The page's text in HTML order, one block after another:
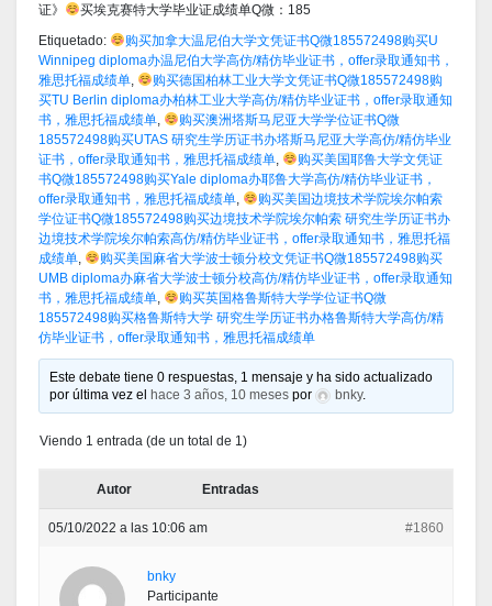
证》
买埃克赛特大学毕业证成绩单Q微：185
Etiquetado:
购买加拿大温尼伯大学文凭证书Q微185572498购买U
Winnipeg diploma办温尼伯大学高仿/精仿毕业证书，offer录取通知书，
雅思托福成绩单,
购买德国柏林工业大学文凭证书Q微185572498购
买TU Berlin diploma办柏林工业大学高仿/精仿毕业证书，offer录取通知
书，雅思托福成绩单,
购买澳洲塔斯马尼亚大学学位证书Q微
185572498购买UTAS 研究生学历证书办塔斯马尼亚大学高仿/精仿毕业
证书，offer录取通知书，雅思托福成绩单,
购买美国耶鲁大学文凭证
书Q微185572498购买Yale diploma办耶鲁大学高仿/精仿毕业证书，
offer录取通知书，雅思托福成绩单,
购买美国边境技术学院埃尔帕索
学位证书Q微185572498购买边境技术学院埃尔帕索 研究生学历证书办
边境技术学院埃尔帕索高仿/精仿毕业证书，offer录取通知书，雅思托福
成绩单,
购买美国麻省大学波士顿分校文凭证书Q微185572498购买
UMB diploma办麻省大学波士顿分校高仿/精仿毕业证书，offer录取通知
书，雅思托福成绩单,
购买英国格鲁斯特大学学位证书Q微
185572498购买格鲁斯特大学 研究生学历证书办格鲁斯特大学高仿/精
仿毕业证书，offer录取通知书，雅思托福成绩单
Este debate tiene 0 respuestas, 1 mensaje y ha sido actualizado
por última vez el
hace 3 años, 10 meses por bnky.
Viendo 1 entrada (de un total de 1)
Autor Entradas
05/10/2022 a las 10:06 am #1860
bnky
Participante